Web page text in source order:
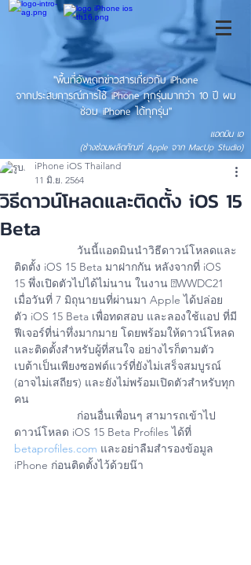
"พื้นที่อัพเดทข่าวสารเกี่ยวกับ iPhone
จากประสบการณ์การใช้ iPhone ทุกรุ่นมากว่า 10 ปี ผม
ซ่อม iPhone ได้ทุกรุ่น"
แอดมิน เอ
(ช่างซ่อมผลิตภัณฑ์ Apple จาก MacUp Studio)
วิธีดาวน์โหลดและติดตั้ง iOS 15
Beta
iPhone iOS Thailand
11 มิ.ย. 2564
ติดตั้ง iOS 15 Beta มาฝากกัน หลังจากที่ iOS
15 พึ่งเปิดตัวไปได้ไม่นาน ในงาน WWDC21
เมื่อวันที่ 7 มิถุนายนที่ผ่านมา Apple ได้ปล่อย
ตัว iOS 15 Beta เพื่อทดสอบ และลองใช้แอป ที่มี
ฟีเจอร์ที่น่าทึ่งมากมาย โดยพร้อมให้ดาวน์โหลด
และติดตั้งสำหรับผู้ที่สนใจ อย่างไรก็ตามตัว
เบต้าเป็นเพียงซอฟต์แวร์ที่ยังไม่เสร็จสมบูรณ์
(อาจไม่เสถียร) และยังไม่พร้อมเปิดตัวสำหรับทุก
คน
ดาวน์โหลด iOS 15 Beta Profiles ได้ที่
betaprofiles.com และอย่าลืมสำรองข้อมูล
iPhone ก่อนติดตั้งไว้ด้วยน๊า